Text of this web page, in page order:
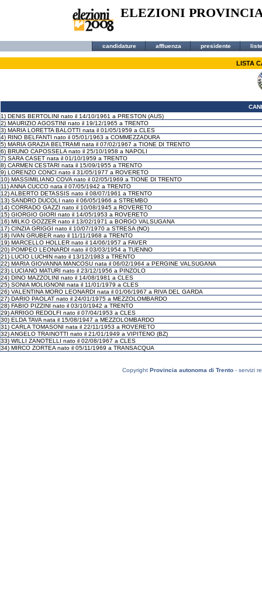
ELEZIONI
candidature affluenza presidente
LISTA
1) DENIS BERTOLINI nato il 14/10/1961 a PRESTON (AUS)
2) MAURIZIO AGOSTINI nato il 19/12/1965 a TRENTO
3) MARIA LORETTA BALOTTI nata il 01/05/1959 a CLES
4) RINO BELFANTI nato il 05/01/1963 a COMMEZZADURA
5) MARIA GRAZIA BELTRAMI nata il 07/02/1967 a TIONE DI TRENTO
6) BRUNO CAPOSSELA nato il 25/10/1958 a NAPOLI
7) SARA CASET nata il 01/10/1959 a TRENTO
8) CARMEN CESTARI nata il 15/09/1955 a TRENTO
9) LORENZO CONCI nato il 31/05/1977 a ROVERETO
10) MASSIMILIANO COVA nato il 02/05/1969 a TIONE DI TRENTO
11) ANNA CUCCO nata il 07/05/1942 a TRENTO
12) ALBERTO DETASSIS nato il 08/07/1961 a TRENTO
13) SANDRO DUCOLI nato il 06/05/1966 a STREMBO
14) CORRADO GAZZI nato il 10/08/1945 a ROVERETO
15) GIORGIO GIORI nato il 14/05/1953 a ROVERETO
16) MILKO GOZZER nato il 13/02/1971 a BORGO VALSUGANA
17) CINZIA GRIGGI nato il 10/07/1970 a STRESA (NO)
18) IVAN GRUBER nato il 11/11/1968 a TRENTO
19) MARCELLO HOLLER nato il 14/06/1957 a FAVER
20) POMPEO LEONARDI nato il 03/03/1954 a TUENNO
21) LUCIO LUCHIN nato il 13/12/1983 a TRENTO
22) MARIA GIOVANNA MANCOSU nata il 06/02/1964 a PERGINE VALSUGANA
23) LUCIANO MATURI nato il 23/12/1956 a PINZOLO
24) DINO MAZZOLINI nato il 14/08/1981 a CLES
25) SONIA MOLIGNONI nata il 11/01/1979 a CLES
26) VALENTINA MORO LEONARDI nata il 01/06/1967 a RIVA DEL GARDA
27) DARIO PAOLAT nato il 24/01/1975 a MEZZOLOMBARDO
28) FABIO PIZZINI nato il 03/10/1942 a TRENTO
29) ARRIGO REDOLFI nato il 07/04/1953 a CLES
30) ELDA TAVA nata il 15/08/1947 a MEZZOLOMBARDO
31) CARLA TOMASONI nata il 22/11/1953 a ROVERETO
32) ANGELO TRAINOTTI nato il 21/01/1949 a VIPITENO (BZ)
33) WILLI ZANOTELLI nato il 02/08/1967 a CLES
34) MIRCO ZORTEA nato il 05/11/1969 a TRANSACQUA
Copyright Provincia autonoma di Trento - servizi